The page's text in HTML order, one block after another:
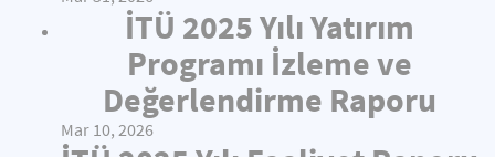
İTÜ 2025 Yılı Yatırım
Programı İzleme ve
Değerlendirme Raporu
Mar 10, 2026